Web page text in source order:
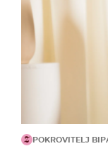
POKROVITELJ